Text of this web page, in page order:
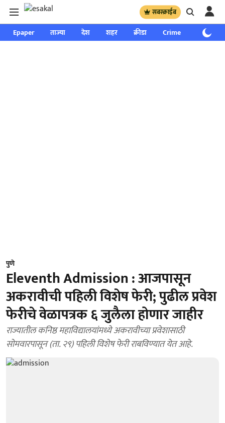
सबस्क्राईब
Epaper ताज्या देश शहर क्रीडा Crime साप्ताहिक
पुणे
Eleventh Admission : आजपासून
अकरावीची पहिली विशेष फेरी; पुढील प्रवेश
फेरीचे वेळापत्रक ६ जुलैला होणार जाहीर
राज्यातील कनिष्ठ महाविद्यालयांमध्ये अकरावीच्या प्रवेशासाठी
सोमवारपासून (ता. २९) पहिली विशेष फेरी राबविण्यात येत आहे.